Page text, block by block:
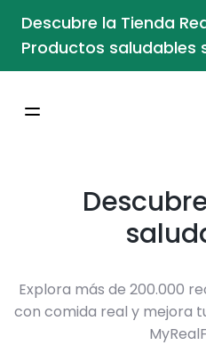
Descubre la Tienda
Productos saludables
Explora más de 200.000
con comida real y mejora